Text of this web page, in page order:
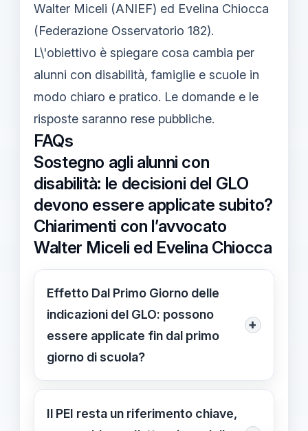
Walter Miceli (ANIEF) ed Evelina Chiocca
(Federazione Osservatorio 182).
L\'obiettivo è spiegare cosa cambia per
alunni con disabilità, famiglie e scuole in
modo chiaro e pratico. Le domande e le
risposte saranno rese pubbliche.
FAQs
Sostegno agli alunni con
disabilità: le decisioni del GLO
devono essere applicate subito?
Chiarimenti con l’avvocato
Walter Miceli ed Evelina Chiocca
Effetto Dal Primo Giorno delle
indicazioni del GLO: possono
essere applicate fin dal primo
giorno di scuola?
+
Sì: le indicazioni del GLO possono
avere effetto dal primo giorno di
scuola, anche prima
Il PEI resta un riferimento chiave,